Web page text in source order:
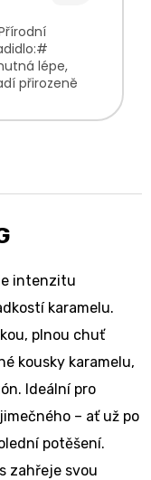
lépe,
přirozeně
tóny
intenzitu
karamelu.
plnou chuť
kousky karamelu,
Ideální pro
– ať už po
potěšení.
zahřeje svou